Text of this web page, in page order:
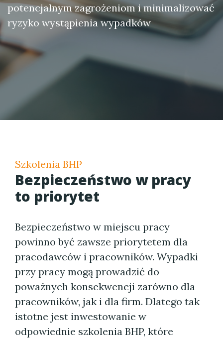
potencjalnym zagrożeniom i minimalizować
ryzyko wystąpienia wypadków
Szkolenia BHP
Bezpieczeństwo w pracy
to priorytet
Bezpieczeństwo w miejscu pracy
powinno być zawsze priorytetem dla
pracodawców i pracowników. Wypadki
przy pracy mogą prowadzić do
poważnych konsekwencji zarówno dla
pracowników, jak i dla firm. Dlatego tak
istotne jest inwestowanie w
odpowiednie szkolenia BHP, które